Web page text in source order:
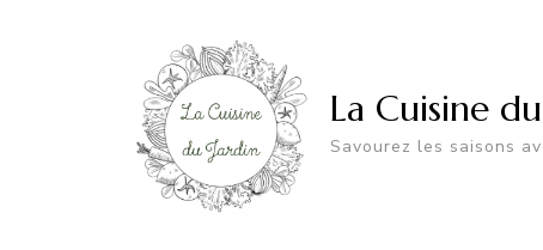
La Cuisine
Savourez les saisons